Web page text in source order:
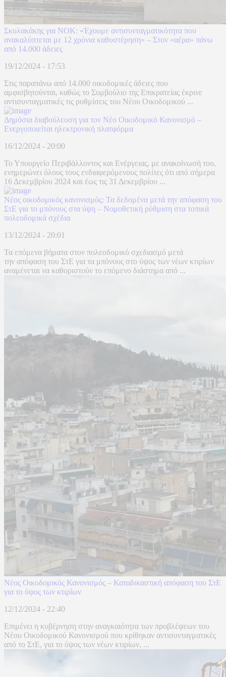
Σκυλακάκης για ΝΟΚ: «Έχουμε αντισυνταγματικότητα που
ανακαλύπτεται με 12 χρόνια καθυστέρηση» – Στον «αέρα» πάνω
από 14.000 άδειες
19/12/2024 - 17:53
Στις παραπάνω από 14.000 οικοδομικές άδειες που
αμφισβητούνται, καθώς το Συμβούλιο της Επικρατείας έκρινε
αντισυνταγματικές τις ρυθμίσεις του Νέου Οικοδομικού ...
Δημόσια διαβούλευση για τον Νέο Οικοδομικό Κανονισμό –
Ενεργοποιείται ηλεκτρονική πλατφόρμα
16/12/2024 - 20:00
Το Υπουργείο Περιβάλλοντος και Ενέργειας, με ανακοίνωσή του,
ενημερώνει όλους τους ενδιαφερόμενους πολίτες ότι από σήμερα
16 Δεκεμβρίου 2024 και έως τις 31 Δεκεμβρίου ...
Νέος οικοδομικός κανονισμός: Τα δεδομένα μετά την απόφαση του
ΣτΕ για το μπόνους στα ύψη – Νομοθετική ρύθμιση στα τοπικά
πολεοδομικά σχέδια
13/12/2024 - 20:01
Τα επόμενα βήματα στον πολεοδομικό σχεδιασμό μετά
την απόφαση του ΣτΕ για τα μπόνους στο ύψος των νέων κτιρίων
αναμένεται να καθοριστούν το επόμενο διάστημα από ...
Νέος Οικοδομικός Κανονισμός – Καταδικαστική απόφαση του ΣτΕ
για το ύψος των κτιρίων
12/12/2024 - 22:40
Επιμένει η κυβέρνηση στην αναγκαιότητα των προβλέψεων του
Νέου Οικοδομικού Κανονισμού που κρίθηκαν αντισυνταγματικές
από το ΣτΕ, για το ύψος των νέων κτιρίων, ...